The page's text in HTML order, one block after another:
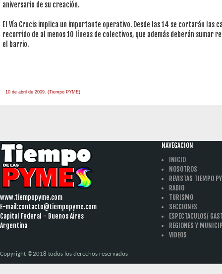
aniversario de su creación.
El Vía Crucis implica un importante operativo. Desde las 14 se cortarán las
recorrido de al menos 10 líneas de colectivos, que además deberán sumar
el barrio.
10 de abril de 2009. (Tiempo PYME)
www.tiempopyme.com
E-mail:contacto@tiempopyme.com
Capital Federal - Buenos Aires
Argentina
NAVEGACION
INICIO
NOSOTROS
REVISTAS TIEMPO
RADIO
TURISMO
SECCIONES
ESPECTACULOS/
REGIONES Y
VIDEOS
Copyright ©2018 todos los derechos reservados